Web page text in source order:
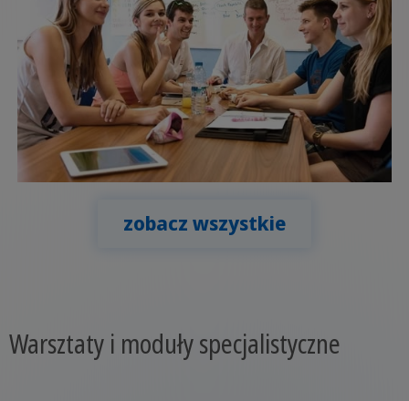
zobacz wszystkie
Warsztaty i moduły specjalistyczne